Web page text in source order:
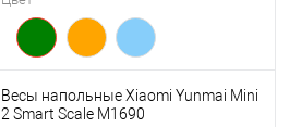
Весы напольные Xiaomi Yunmai Mini
2 Smart Scale M1690